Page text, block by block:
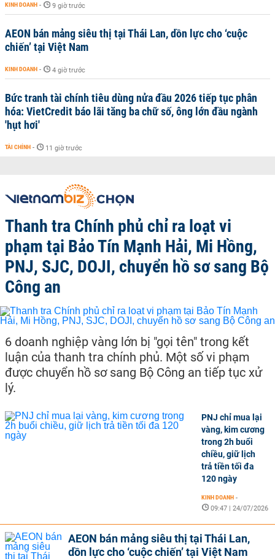
KINH DOANH - 9 giờ trước
AEON bán mảng siêu thị tại Thái Lan, dồn lực cho ‘cuộc
chiến’ tại Việt Nam
KINH DOANH - 4 giờ trước
Bức tranh tài chính tiêu dùng nửa đầu 2026 tiếp tục phân
hóa: VietCredit báo lãi tăng ba chữ số, ông lớn đầu ngành
'hụt hơi'
TÀI CHÍNH - 11 giờ trước
Thanh tra Chính phủ chỉ ra loạt vi
phạm tại Bảo Tín Mạnh Hải, Mi Hồng,
PNJ, SJC, DOJI, chuyển hồ sơ sang Bộ
Công an
6 doanh nghiệp vàng lớn bị "gọi tên" trong kết
luận của thanh tra chính phủ. Một số vi phạm
được chuyển hồ sơ sang Bộ Công an tiếp tục xử
lý.
PNJ chỉ mua lại
vàng, kim cương
trong 2h buổi
chiều, giữ lịch
trả tiền tối đa
120 ngày
KINH DOANH -
09:47 | 24/07/2026
AEON bán mảng siêu thị tại Thái Lan,
dồn lực cho ‘cuộc chiến’ tại Việt Nam